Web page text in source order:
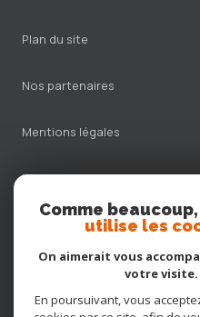
plan du site
nos partenaires
mentions légales
nos honoraires
Comme
utilise les
On aimerait vous
votre visite.
En poursuivant, vous